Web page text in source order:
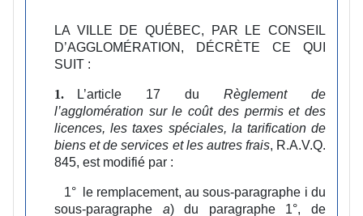
LA VILLE DE QUÉBEC, PAR LE CONSEIL
D’AGGLOMÉRATION, DÉCRÈTE CE QUI
SUIT :
1. L’article 17 du Règlement de
l’agglomération sur le coût des permis et des
licences, les taxes spéciales, la tarification de
biens et de services et les autres frais, R.A.V.Q.
845, est modifié par :
1° le remplacement, au sous‑paragraphe i du
sous‑paragraphe a) du paragraphe 1°, de